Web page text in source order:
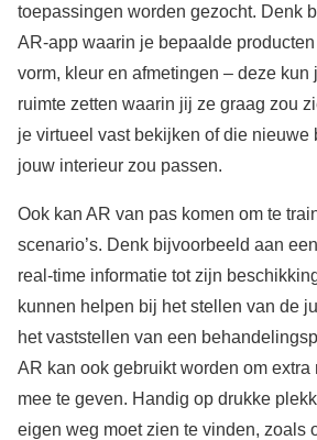
toepassingen worden gezocht. Denk
AR-app waarin je bepaalde
vorm, kleur en afmetingen – deze kun
ruimte zetten waarin jij ze graag zou
je virtueel vast bekijken of die nieuwe
jouw interieur zou passen.
Ook kan AR van pas komen om te
scenario’s. Denk bijvoorbeeld aan
real-time informatie tot zijn
kunnen helpen bij het stellen van de
het vaststellen van een
AR kan ook gebruikt worden om
mee te geven. Handig op drukke
eigen weg moet zien te vinden, zoals